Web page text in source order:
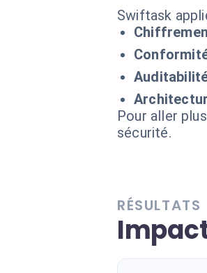
Swiftask
Pour aller
sécurité.
RÉSULTATS